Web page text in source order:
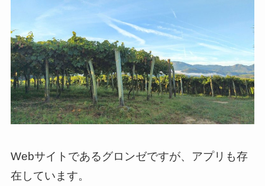
Webサイトであるグロンゼですが、アプリも存
在しています。